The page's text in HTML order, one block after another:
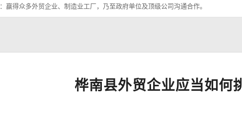
：赢得众多外贸企业、制造业工厂，乃至政府单位及顶级公司沟通合作。
桦南县外贸企业应当如何